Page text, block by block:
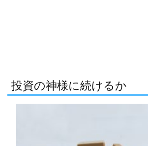
投資の神様に続けるか